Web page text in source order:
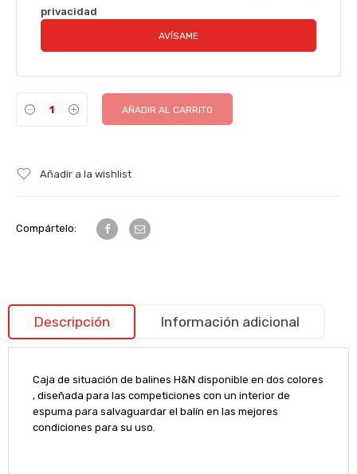
privacidad
AÑADIR AL CARRITO
Añadir a la wishlist
Compártelo:
Descripción Información adicional
Caja de situación de balines H&N disponible en dos colores
, diseñada para las competiciones con un interior de
espuma para salvaguardar el balín en las mejores
condiciones para su uso.